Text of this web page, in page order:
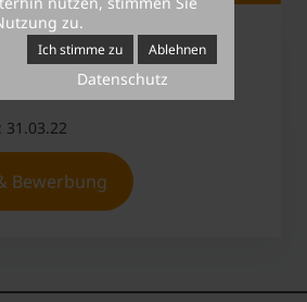
: 28.02.22
: 31.03.22
Bewerbung
zu.
Ich stimme zu Ablehnen
Datenschutz